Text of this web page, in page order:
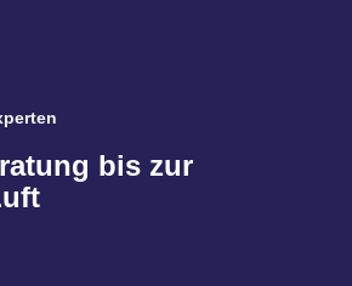
bis zur